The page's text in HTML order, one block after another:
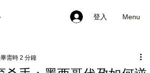
登入 Menu
需時 2 分鐘